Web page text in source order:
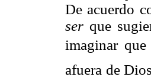
De acuerdo
ser que
imaginar que
afuera de